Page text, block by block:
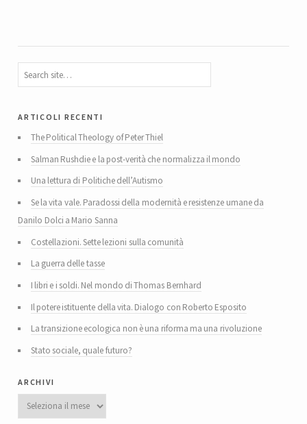
articoli recenti
The Political Theology of Peter Thiel
Salman Rushdie e la post-verità che normalizza il mondo
Una lettura di Politiche dell’Autismo
Se la vita vale. Paradossi della modernità e resistenze umane da
Danilo Dolci a Mario Sanna
Costellazioni. Sette lezioni sulla comunità
La guerra delle tasse
I libri e i soldi. Nel mondo di Thomas Bernhard
Il potere istituente della vita. Dialogo con Roberto Esposito
La transizione ecologica non è una riforma ma una rivoluzione
Stato sociale, quale futuro?
archivi
Archivi